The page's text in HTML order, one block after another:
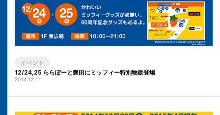
イベント
12/24,25 ららぽーと磐田にミッフィー特別物販登場
2014.12.11